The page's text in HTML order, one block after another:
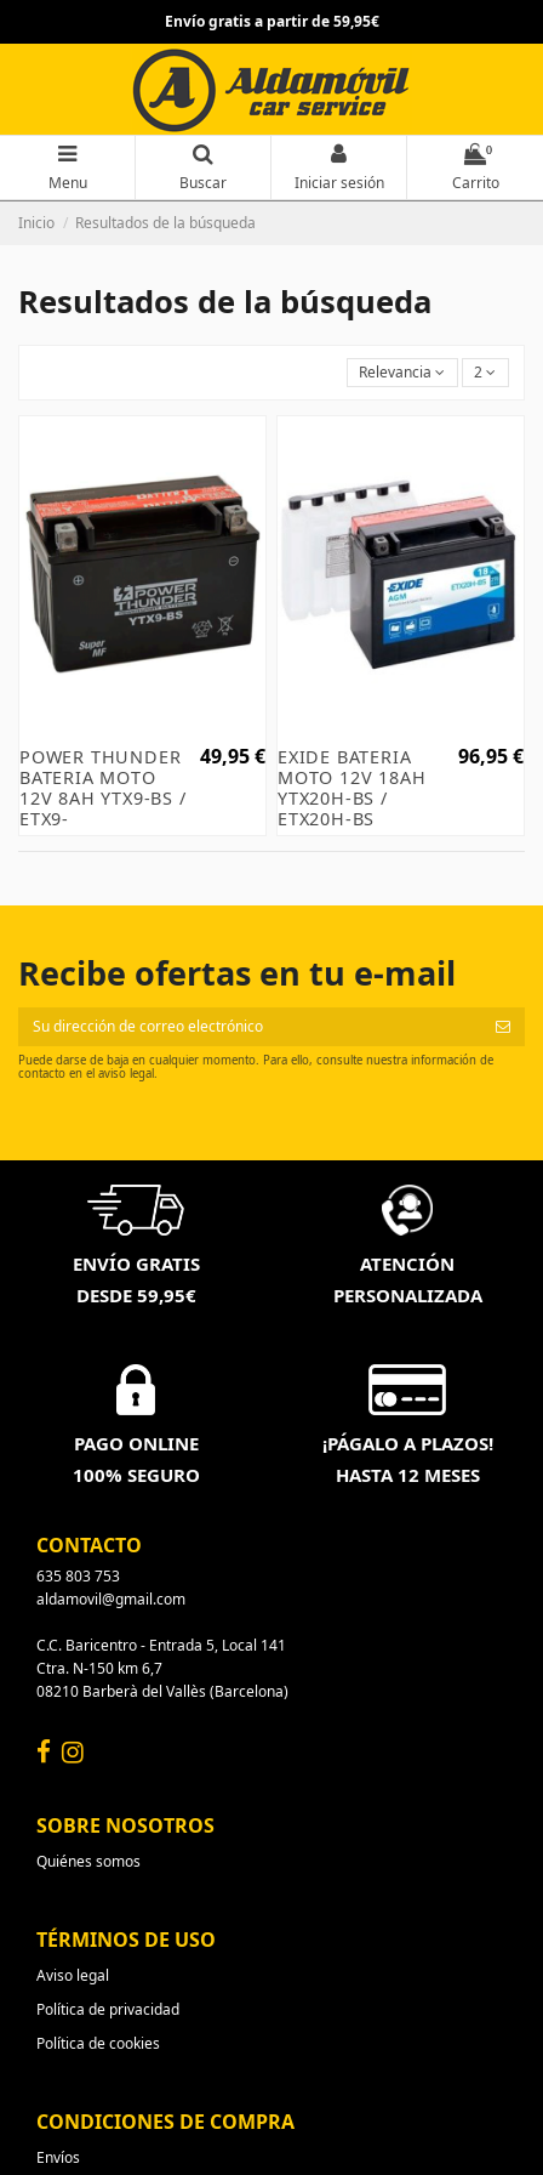
Envío gratis a partir de 59,95€
Menu Buscar Iniciar sesión
0
Carrito
Inicio
Resultados de la búsqueda
Resultados de la búsqueda
Relevancia 2
POWER THUNDER
BATERIA MOTO
12V 8AH YTX9-BS /
ETX9-
49,95 € EXIDE BATERIA
MOTO 12V 18AH
YTX20H-BS /
ETX20H-BS
96,95 €
Recibe ofertas en tu e-mail
Puede darse de baja en cualquier momento. Para ello, consulte nuestra información de
contacto en el aviso legal.
ENVÍO GRATIS
DESDE 59,95€
ATENCIÓN
PERSONALIZADA
PAGO ONLINE
100% SEGURO
¡PÁGALO A PLAZOS!
HASTA 12 MESES
CONTACTO
635 803 753
aldamovil@gmail.com
C.C. Baricentro - Entrada 5, Local 141
Ctra. N-150 km 6,7
08210 Barberà del Vallès (Barcelona)
SOBRE NOSOTROS
Quiénes somos
TÉRMINOS DE USO
Aviso legal
Política de privacidad
Política de cookies
CONDICIONES DE COMPRA
Envíos